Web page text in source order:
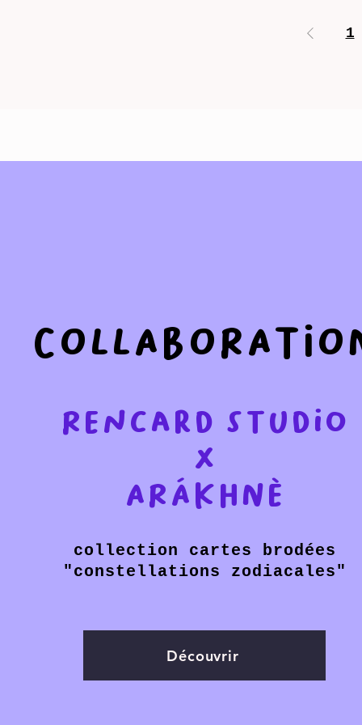
1
Découvrir
Rencard studio
X
ARÁKHNè
collection cartes brodées
"constellations zodiacales"